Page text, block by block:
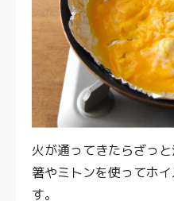
火が通ってきたらざっ
箸やミトンを使ってホ
す。